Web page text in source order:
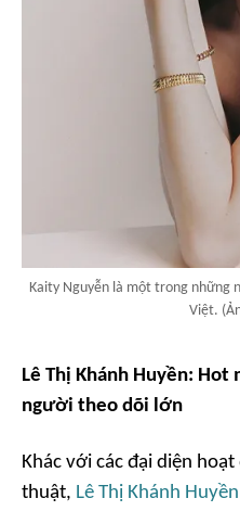
Kaity Nguyễn là một trong những
Việt.
Lê Thị Khánh Huyền:
người theo dõi lớn
Khác với các đại diện
thuật, Lê Thị Khánh Huyền